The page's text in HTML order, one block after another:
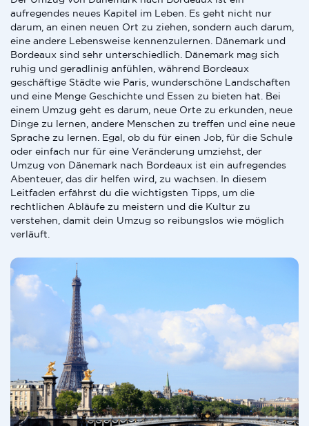
aufregendes neues Kapitel im Leben. Es geht nicht nur
darum, an einen neuen Ort zu ziehen, sondern auch darum,
eine andere Lebensweise kennenzulernen. Dänemark und
Bordeaux sind sehr unterschiedlich. Dänemark mag sich
ruhig und geradlinig anfühlen, während Bordeaux
geschäftige Städte wie Paris, wunderschöne Landschaften
und eine Menge Geschichte und Essen zu bieten hat. Bei
einem Umzug geht es darum, neue Orte zu erkunden, neue
Dinge zu lernen, andere Menschen zu treffen und eine neue
Sprache zu lernen. Egal, ob du für einen Job, für die Schule
oder einfach nur für eine Veränderung umziehst, der
Umzug von Dänemark nach Bordeaux ist ein aufregendes
Abenteuer, das dir helfen wird, zu wachsen. In diesem
Leitfaden erfährst du die wichtigsten Tipps, um die
rechtlichen Abläufe zu meistern und die Kultur zu
verstehen, damit dein Umzug so reibungslos wie möglich
verläuft.